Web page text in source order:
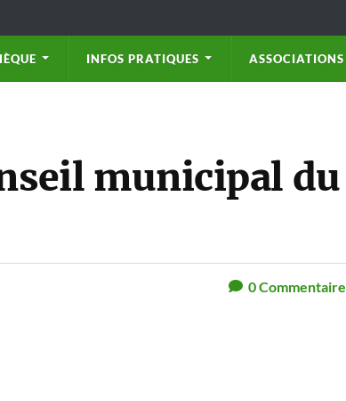
INFOS PRATIQUES ASSOCIATIONS
municipal du
0Commentaire